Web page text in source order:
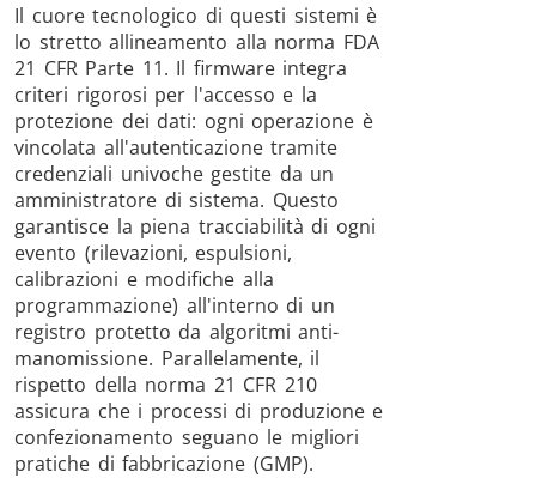
Il cuore tecnologico di questi sistemi è
lo stretto allineamento alla norma FDA
21 CFR Parte 11. Il firmware integra
criteri rigorosi per l'accesso e la
protezione dei dati: ogni operazione è
vincolata all'autenticazione tramite
credenziali univoche gestite da un
amministratore di sistema. Questo
garantisce la piena tracciabilità di ogni
evento (rilevazioni, espulsioni,
calibrazioni e modifiche alla
programmazione) all'interno di un
registro protetto da algoritmi anti-
manomissione. Parallelamente, il
rispetto della norma 21 CFR 210
assicura che i processi di produzione e
confezionamento seguano le migliori
pratiche di fabbricazione (GMP).